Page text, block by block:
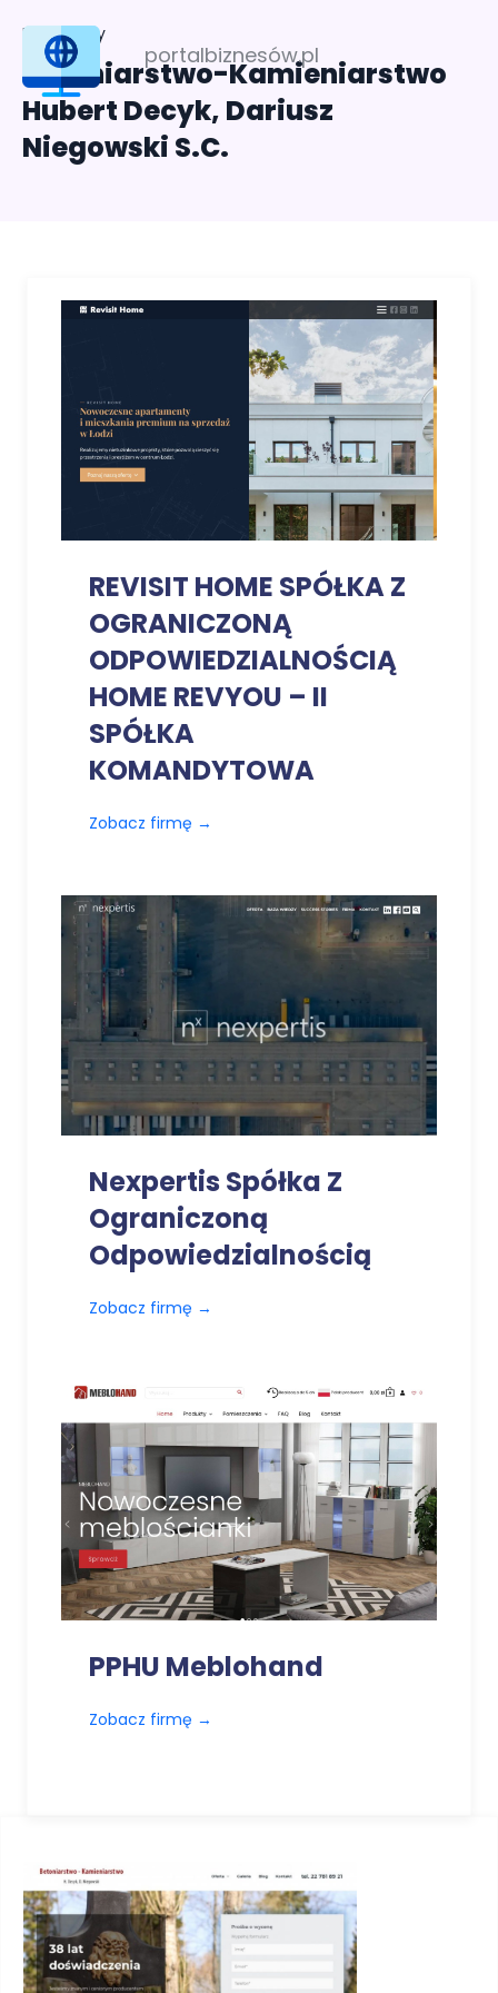
portalbiznesów.pl
Profil firmy
Betoniarstwo-Kamieniarstwo
Hubert Decyk, Dariusz
Niegowski S.C.
REVISIT HOME SPÓŁKA Z
OGRANICZONĄ
ODPOWIEDZIALNOŚCIĄ
HOME REVYOU – II
SPÓŁKA
KOMANDYTOWA
Zobacz firmę →
Nexpertis Spółka Z
Ograniczoną
Odpowiedzialnością
Zobacz firmę →
PPHU Meblohand
Zobacz firmę →